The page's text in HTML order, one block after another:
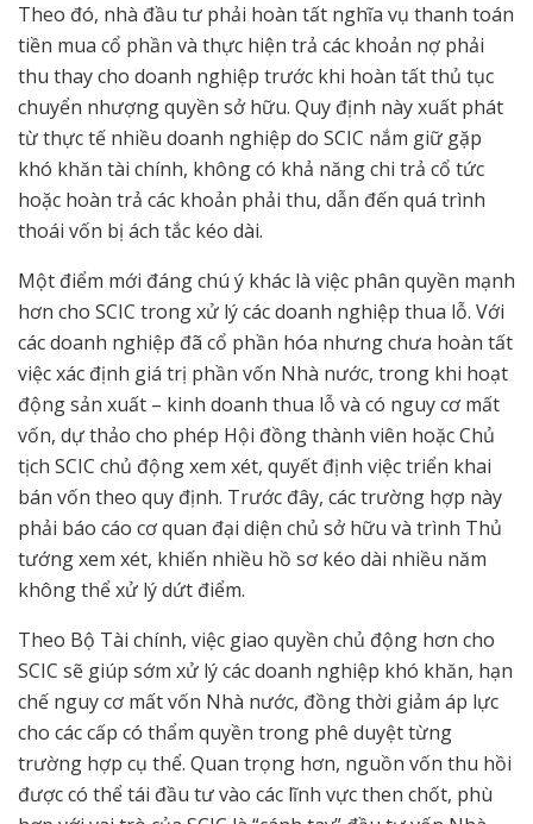
Theo đó, nhà đầu tư phải hoàn tất nghĩa vụ thanh toán
tiền mua cổ phần và thực hiện trả các khoản nợ phải
thu thay cho doanh nghiệp trước khi hoàn tất thủ tục
chuyển nhượng quyền sở hữu. Quy định này xuất phát
từ thực tế nhiều doanh nghiệp do SCIC nắm giữ gặp
khó khăn tài chính, không có khả năng chi trả cổ tức
hoặc hoàn trả các khoản phải thu, dẫn đến quá trình
thoái vốn bị ách tắc kéo dài.
Một điểm mới đáng chú ý khác là việc phân quyền mạnh
hơn cho SCIC trong xử lý các doanh nghiệp thua lỗ. Với
các doanh nghiệp đã cổ phần hóa nhưng chưa hoàn tất
việc xác định giá trị phần vốn Nhà nước, trong khi hoạt
động sản xuất – kinh doanh thua lỗ và có nguy cơ mất
vốn, dự thảo cho phép Hội đồng thành viên hoặc Chủ
tịch SCIC chủ động xem xét, quyết định việc triển khai
bán vốn theo quy định. Trước đây, các trường hợp này
phải báo cáo cơ quan đại diện chủ sở hữu và trình Thủ
tướng xem xét, khiến nhiều hồ sơ kéo dài nhiều năm
không thể xử lý dứt điểm.
Theo Bộ Tài chính, việc giao quyền chủ động hơn cho
SCIC sẽ giúp sớm xử lý các doanh nghiệp khó khăn, hạn
chế nguy cơ mất vốn Nhà nước, đồng thời giảm áp lực
cho các cấp có thẩm quyền trong phê duyệt từng
trường hợp cụ thể. Quan trọng hơn, nguồn vốn thu hồi
được có thể tái đầu tư vào các lĩnh vực then chốt, phù